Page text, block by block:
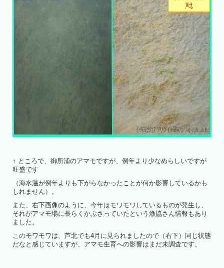
↑ ところで、御所浦のアマモですが、例年より少なめらしいですが
旺盛です
（海水温が例年よりも下がらなかったことが何か影響しているかも
しれません）。
また、右下画像のように、今年はモワモワしているものが発生し、
それがアマモ場に長らくかぶさっていたという漁協さん情報もあり
ました。
このモワモワは、芦北でも4月に見られましたので（右下）同じ状態
だなと感じていますが、アマモ生育への影響はまだ未調査です。